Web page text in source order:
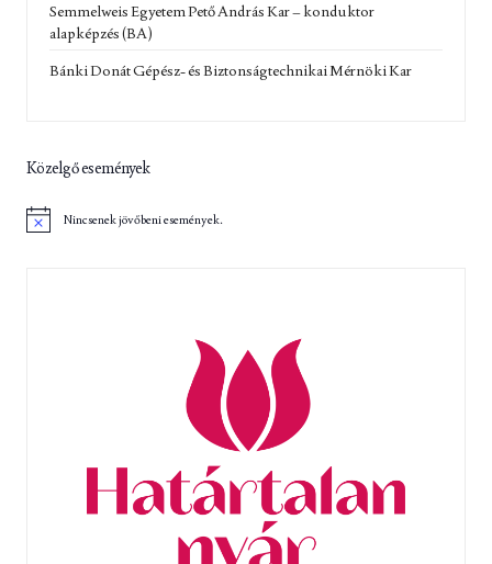
Semmelweis Egyetem Pető András Kar – konduktor
alapképzés (BA)
Bánki Donát Gépész- és Biztonságtechnikai Mérnöki Kar
Közelgő események
Nincsenek jövőbeni események.